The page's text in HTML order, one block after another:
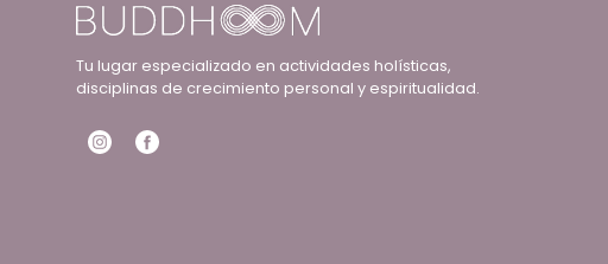
Tu lugar especializado en actividades holísticas,
disciplinas de crecimiento personal y espiritualidad.